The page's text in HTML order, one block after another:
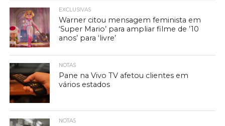
EXCLUSIVAS
Warner citou mensagem feminista em
‘Super Mario’ para ampliar filme de ’10
anos’ para ‘livre’
NOTAS
Pane na Vivo TV afetou clientes em
vários estados
NOTAS